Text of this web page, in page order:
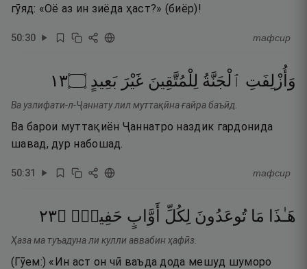
гӯяд: «Оё аз ин зиёда ҳаст?» (биёр)!
50:30 тафсир
وَأُزْلِفَتِ ٱلْجَنَّةُ لِلْمُتَّقِينَ غَيْرَ بَعِيدٍ ۝٣١
Ва узлифати-л-Ҷаннату лил муттақӣна ғайра баъӣд.
Ва барои муттақиён Ҷаннатро наздик гардонида
шавад, дур набошад.
50:31 тафсир
هَـٰذَا مَا تُوعَدُونَ لِكُلِّ أَوَّابٍ حَفِيظٍۢ ۝٣٢
Ҳаза ма туъадуна ли кулли аввабин ҳафӣз.
(Гӯем:) «Ин аст он чӣ ваъда дода мешуд шуморо